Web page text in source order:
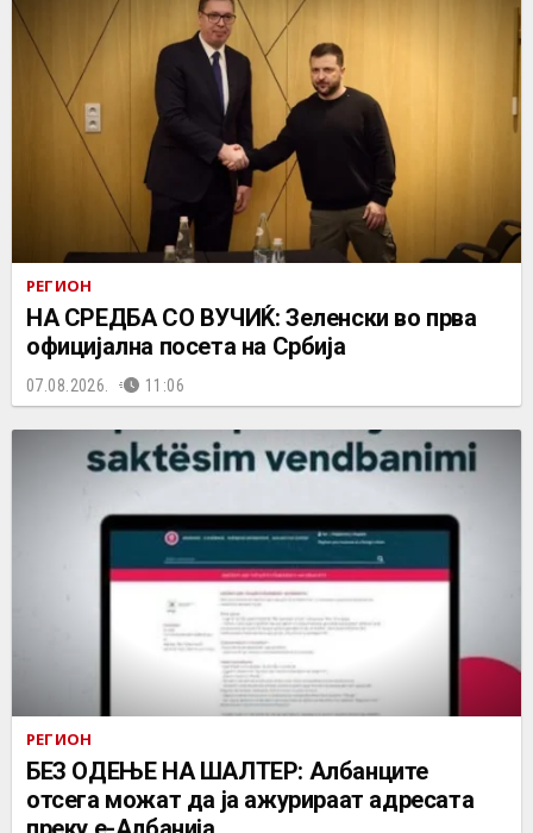
РЕГИОН
НА СРЕДБА СО ВУЧИЌ: Зеленски во прва
официјална посета на Србија
07.08.2026. 11:06
РЕГИОН
БЕЗ ОДЕЊЕ НА ШАЛТЕР: Албанците
отсега можат да ја ажурираат адресата